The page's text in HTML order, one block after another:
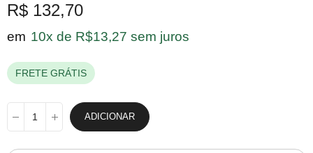
R$ 132,70
em 10x de R$13,27 sem juros
FRETE GRÁTIS
ADICIONAR